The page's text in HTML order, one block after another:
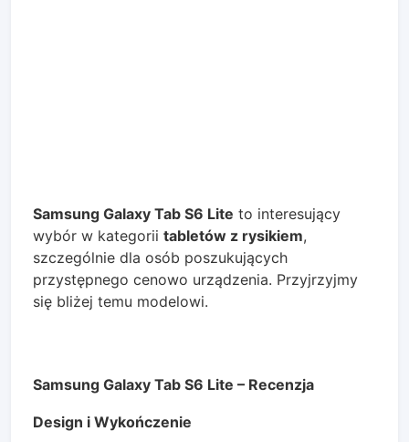
Samsung Galaxy Tab S6 Lite to interesujący
wybór w kategorii tabletów z rysikiem,
szczególnie dla osób poszukujących
przystępnego cenowo urządzenia. Przyjrzyjmy
się bliżej temu modelowi.
Samsung Galaxy Tab S6 Lite – Recenzja
Design i Wykończenie